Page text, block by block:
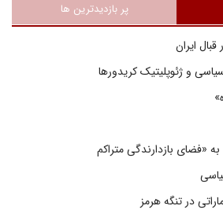
پر بازدیدترین ها
ایران
و ژئوپلیتیک کریدورها
«فضای بازدارندگی متراکم
در تنگه هرمز